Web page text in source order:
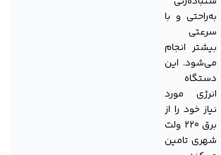
به‌راحتی و با
سرعتی
بیشتر انجام
می‌شود. این
دستگاه
انرژی مورد
نیاز خود را از
برق ۲۲۰ ولت
شهری تامین